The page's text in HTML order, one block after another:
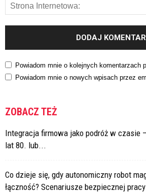
Powiadom mnie o kolejnych komentarzach
Powiadom mnie o nowych wpisach przez
ZOBACZ TEŻ
Integracja firmowa jako podróż w czasie
lat 80. lub...
Co dzieje się, gdy autonomiczny robot
łączność? Scenariusze bezpiecznej